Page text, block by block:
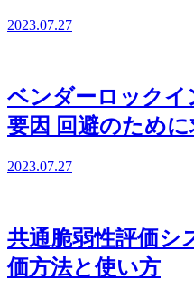
2023.07.27
ベンダーロック
要因 回避のため
2023.07.27
共通脆弱性評価シ
価方法と使い方